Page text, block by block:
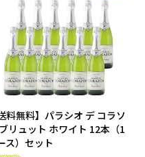
料無料】パラシオ デ コラソ
リュット ホワイト 12本（1
ス）セット